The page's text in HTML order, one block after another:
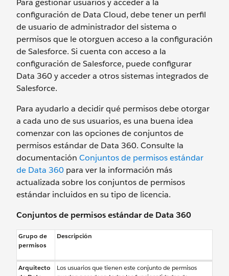
Para gestionar usuarios y acceder a la
configuración de Data Cloud, debe tener un perfil
de usuario de administrador del sistema o
permisos que le otorguen acceso a la configuración
de Salesforce. Si cuenta con acceso a la
configuración de Salesforce, puede configurar
Data 360 y acceder a otros sistemas integrados de
Salesforce.
Para ayudarlo a decidir qué permisos debe otorgar
a cada uno de sus usuarios, es una buena idea
comenzar con las opciones de conjuntos de
permisos estándar de Data 360. Consulte la
documentación Conjuntos de permisos estándar
de Data 360 para ver la información más
actualizada sobre los conjuntos de permisos
estándar incluidos en su tipo de licencia.
Conjuntos de permisos estándar de Data 360
Grupo de
permisos
Descripción
Arquitecto
Los usuarios que tienen este conjunto de permisos